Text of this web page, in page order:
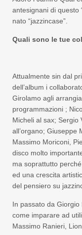
antesignani di questo
nato “jazzincase”.
Quali sono le tue
Attualmente sin dal
dell’album i
Girolamo agli
programmazioni ;
Micheli al sax; Sergio
all’organo; Giuseppe
Massimo Moriconi,
disco molto
ma soprattutto
ed una crescita
del pensiero su
In passato da
come imparare ad
Massimo Ranieri,